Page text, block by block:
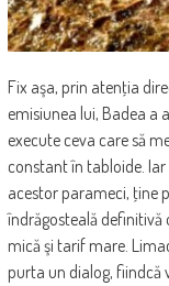
Fix aşa, prin atenţia
emisiunea lui, Badea a
execute ceva care să
constant în tabloide.
acestor parameci, ţine
îndrăgosteală
mică şi tarif mare.
purta un dialog, fiindcă